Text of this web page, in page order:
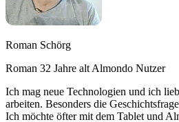
Roman Schörg
Roman 32 Jahre alt Almondo Nutzer
Ich mag neue Technologien und ich
arbeiten. Besonders die
Ich möchte öfter mit dem Tablet und